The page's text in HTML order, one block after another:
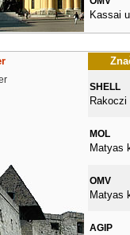
Kassai
SHELL
Rakoczi
MOL
Matyas
OMV
Matyas
AGIP